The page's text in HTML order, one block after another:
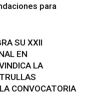
para
SU XXII
EN
LA
CONVOCATORIA